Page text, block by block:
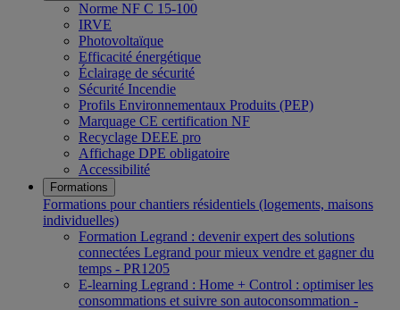
Norme NF C 15-100
IRVE
Photovoltaïque
Efficacité énergétique
Éclairage de sécurité
Sécurité Incendie
Profils Environnementaux Produits (PEP)
Marquage CE certification NF
Recyclage DEEE pro
Affichage DPE obligatoire
Accessibilité
Formations
Formations pour chantiers résidentiels (logements, maisons
individuelles)
Formation Legrand : devenir expert des solutions
connectées Legrand pour mieux vendre et gagner du
temps - PR1205
E-learning Legrand : Home + Control : optimiser les
consommations et suivre son autoconsommation -